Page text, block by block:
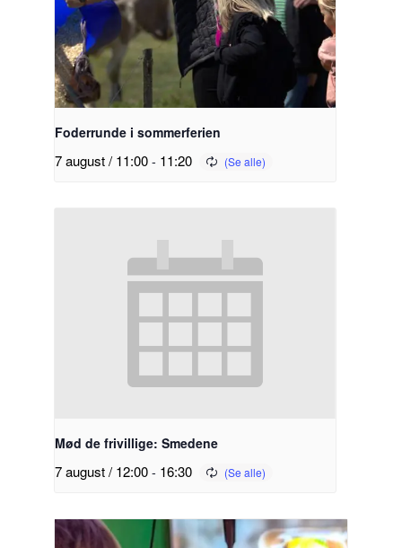
Foderrunde i sommerferien
7 august / 11:00- 11:20
Mød de frivillige: Smedene
7 august / 12:00- 16:30